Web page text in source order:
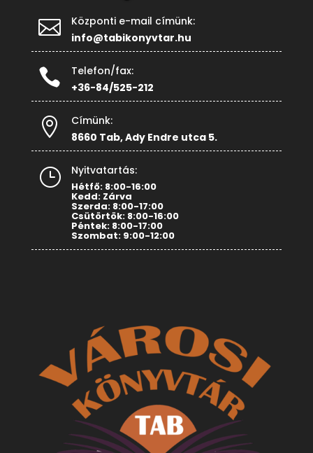

Központi e-mail címünk:
info@tabikonyvtar.hu

Telefon/fax:
+36-84/525-212

Címünk:
8660 Tab, Ady Endre utca 5.
} Nyitvatartás:
Hétfő: 8:00-16:00
Kedd: Zárva
Szerda: 8:00-17:00
Csütörtök: 8:00-16:00
Péntek: 8:00-17:00
Szombat: 9:00-12:00